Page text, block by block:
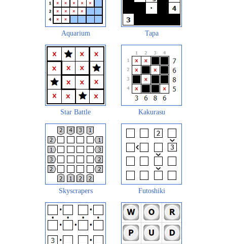
Aquarium Tapa
Star Battle Kakurasu
Skyscrapers Futoshiki